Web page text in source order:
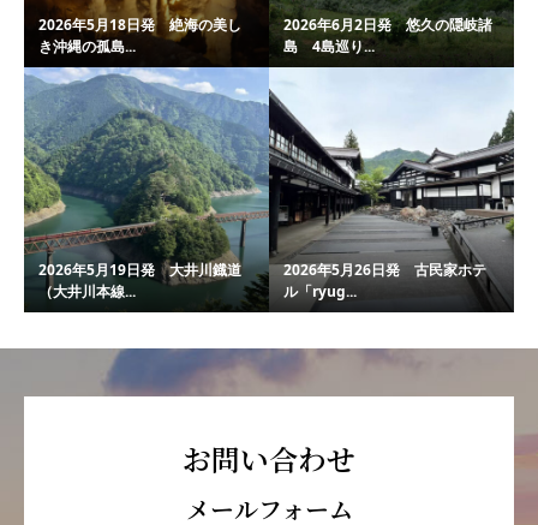
2026年5月18日発 絶海の美し
き沖縄の孤島...
2026年6月2日発 悠久の隠岐諸
島 4島巡り...
2026年5月19日発 大井川鐡道
（大井川本線...
2026年5月26日発 古民家ホテ
ル「ryug...
お問い合わせ
メールフォーム